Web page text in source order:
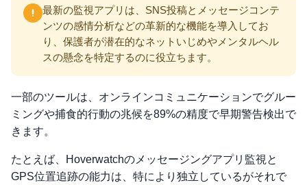
最新の監視アプリは、SNS投稿とメッセージコンテ
ンツの感情分析などの革新的な機能を導入してお
り、保護者が潜在的なネットいじめやメンタルヘル
スの懸念を特定するのに役立ちます。
一部のツールは、オンラインコミュニケーションでグルー
ミングや捕食的行動の兆候を89%の精度で早期警告検出で
きます。
たとえば、Hoverwatchのメッセージングアプリ監視と
GPS位置追跡の能力は、特により独立しているがそれで